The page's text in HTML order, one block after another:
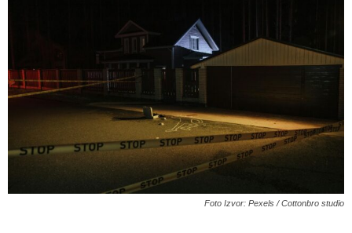
Foto Izvor: Pexels / Cottonbro studio